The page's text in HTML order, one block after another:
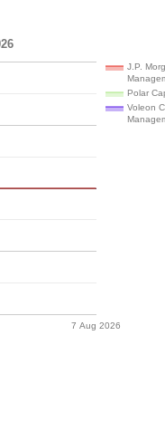
J.P.
Polar
Voleon
7 Aug 2026